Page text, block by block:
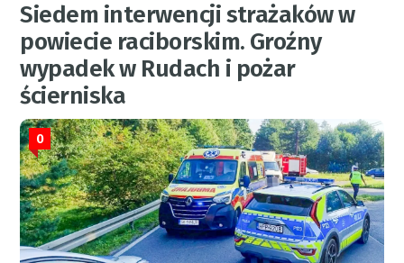
Siedem interwencji strażaków w
powiecie raciborskim. Groźny
wypadek w Rudach i pożar
ścierniska
0